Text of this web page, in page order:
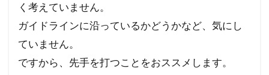
く考えていません。
ガイドラインに沿っているかどうかなど、気にし
ていません。
ですから、先手を打つことをおススメします。